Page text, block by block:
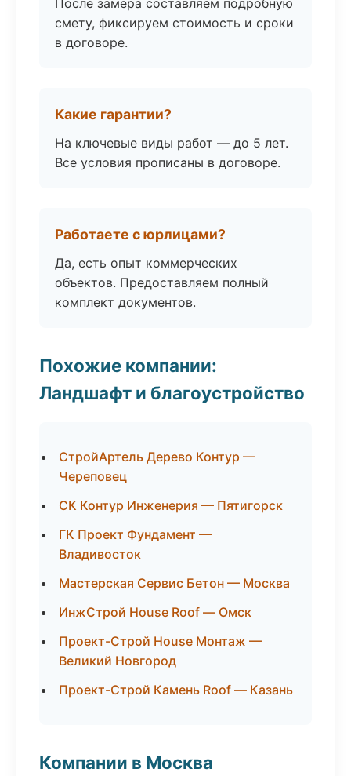
После замера составляем подробную
смету, фиксируем стоимость и сроки
в договоре.
Какие гарантии?
На ключевые виды работ — до 5 лет.
Все условия прописаны в договоре.
Работаете с юрлицами?
Да, есть опыт коммерческих
объектов. Предоставляем полный
комплект документов.
Похожие компании:
Ландшафт и благоустройство
СтройАртель Дерево Контур —
Череповец
СК Контур Инженерия — Пятигорск
ГК Проект Фундамент —
Владивосток
Мастерская Сервис Бетон — Москва
ИнжСтрой House Roof — Омск
Проект-Строй House Монтаж —
Великий Новгород
Проект-Строй Камень Roof — Казань
Компании в Москва